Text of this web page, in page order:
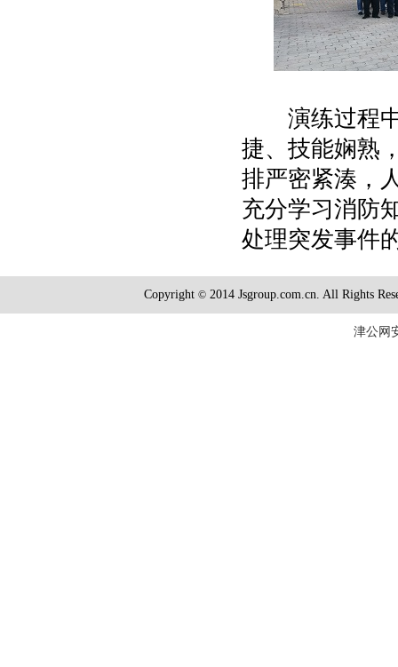
演练过程中
捷、技能娴熟
排严密紧湊，
充分学习消防
处理突发事件
Copyright © 2014 Jsgroup.com.cn. All Rights
津公网